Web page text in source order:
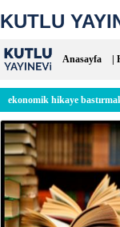
KUTLU
Anasayfa
ekonomik hikaye